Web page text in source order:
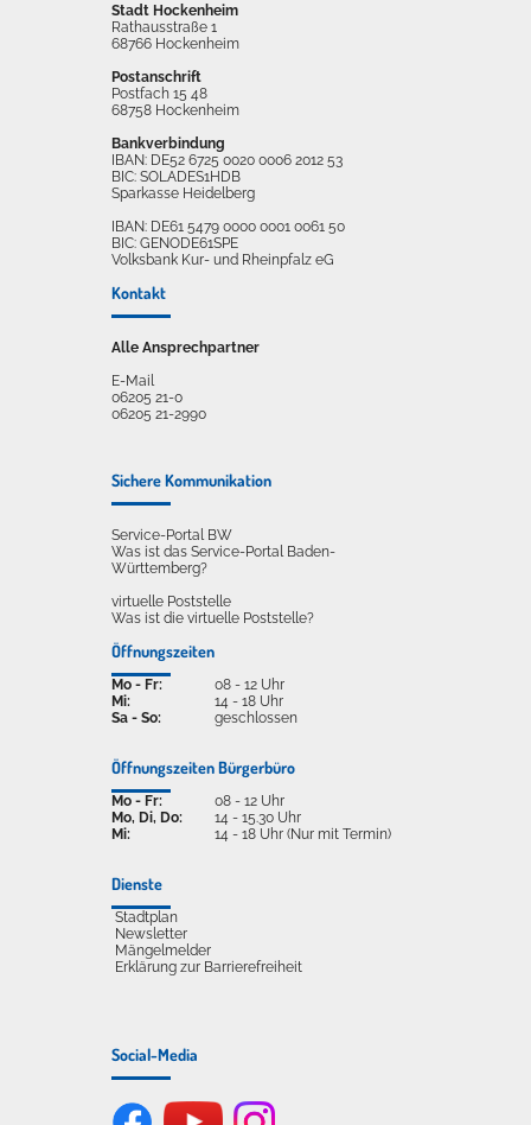
Stadt Hockenheim
Rathausstraße 1
68766 Hockenheim
Postanschrift
Postfach 15 48
68758 Hockenheim
Bankverbindung
IBAN: DE52 6725 0020 0006 2012 53
BIC: SOLADES1HDB
Sparkasse Heidelberg
IBAN: DE61 5479 0000 0001 0061 50
BIC: GENODE61SPE
Volksbank Kur- und Rheinpfalz eG
Kontakt
Alle Ansprechpartner
E-Mail
06205 21-0
06205 21-2990
Sichere Kommunikation
Service-Portal BW
Was ist das Service-Portal Baden-
Württemberg?
virtuelle Poststelle
Was ist die virtuelle Poststelle?
Öffnungszeiten
Mo - Fr:
Mi:
Sa - So:
08 - 12 Uhr
14 - 18 Uhr
geschlossen
Öffnungszeiten Bürgerbüro
Mo - Fr:
Mo, Di, Do:
Mi:
08 - 12 Uhr
14 - 15.30 Uhr
14 - 18 Uhr (Nur mit Termin)
Dienste
Stadtplan
Newsletter
Mängelmelder
Erklärung zur Barrierefreiheit
Social-Media